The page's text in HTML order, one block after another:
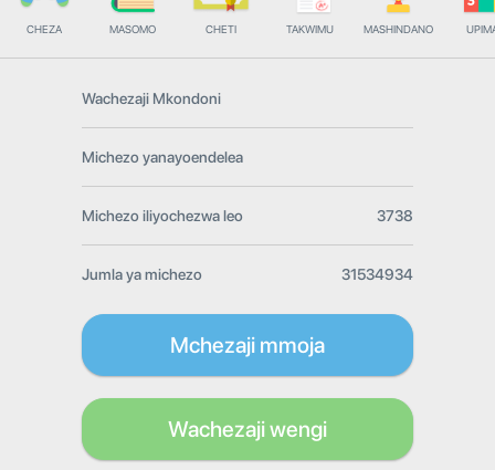
CHEZA MASOMO CHETI TAKWIMU MASHINDANO
Wachezaji Mkondoni
Michezo yanayoendelea
Michezo iliyochezwa leo 3738
Jumla ya michezo 31534934
Mchezaji mmoja
Wachezaji wengi